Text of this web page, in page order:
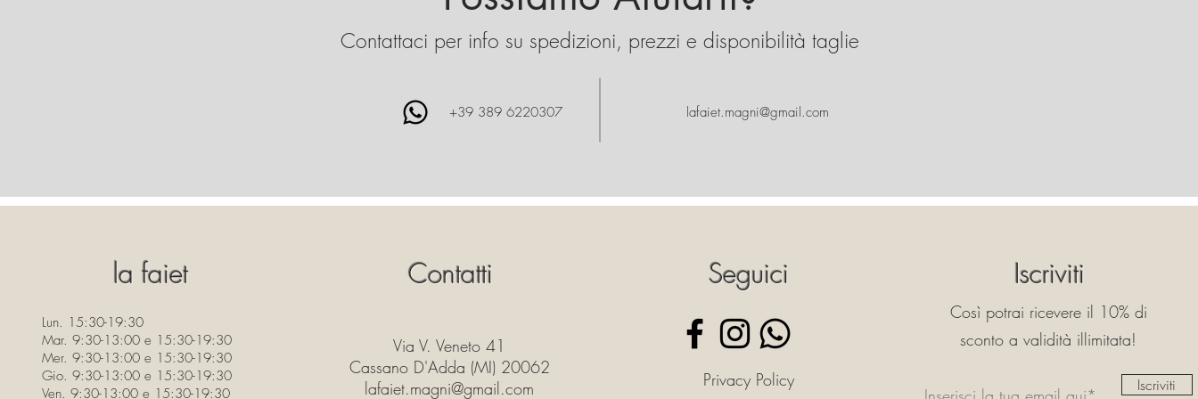
Contattaci per info su spedizioni, prezzi e disponibilità taglie
+39 389 6220307 lafaiet.magni@gmail.com
la faiet
Lun. 15:30-19:30
Mar. 9:30-13:00 e 15:30-19:30
Mer. 9:30-13:00 e 15:30-19:30
Gio. 9:30-13:00 e 15:30-19:30
Ven. 9:30-13:00 e 15:30-19:30
Contatti
Via V. Veneto 41
Cassano D'Adda (MI) 20062
lafaiet.magni@gmail.com
Seguici
Privacy Policy
Iscriviti
Così potrai ricevere il 10% di
sconto a validità illimitata!
Iscriviti